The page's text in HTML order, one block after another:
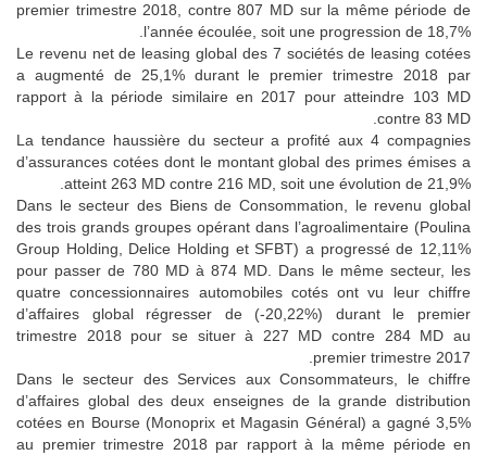
premier trimestre 2018, contre 807 MD sur la même période de
l’année écoulée, soit une progression de 18,7%.
Le revenu net de leasing global des 7 sociétés de leasing cotées
a augmenté de 25,1% durant le premier trimestre 2018 par
rapport à la période similaire en 2017 pour atteindre 103 MD
contre 83 MD.
La tendance haussière du secteur a profité aux 4 compagnies
d’assurances cotées dont le montant global des primes émises a
atteint 263 MD contre 216 MD, soit une évolution de 21,9%.
Dans le secteur des Biens de Consommation, le revenu global
des trois grands groupes opérant dans l’agroalimentaire (Poulina
Group Holding, Delice Holding et SFBT) a progressé de 12,11%
pour passer de 780 MD à 874 MD. Dans le même secteur, les
quatre concessionnaires automobiles cotés ont vu leur chiffre
d’affaires global régresser de (-20,22%) durant le premier
trimestre 2018 pour se situer à 227 MD contre 284 MD au
premier trimestre 2017.
Dans le secteur des Services aux Consommateurs, le chiffre
d’affaires global des deux enseignes de la grande distribution
cotées en Bourse (Monoprix et Magasin Général) a gagné 3,5%
au premier trimestre 2018 par rapport à la même période en